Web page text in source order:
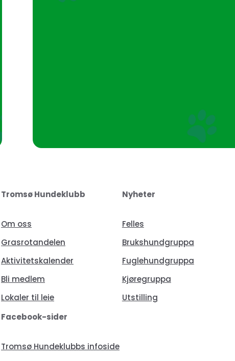
Tromsø Hundeklubb
Om oss
Grasrotandelen
Aktivitetskalender
Bli medlem
Lokaler til leie
Nyheter
Felles
Brukshundgruppa
Fuglehundgruppa
Kjøregruppa
Utstilling
Facebook-sider
Tromsø Hundeklubbs infoside